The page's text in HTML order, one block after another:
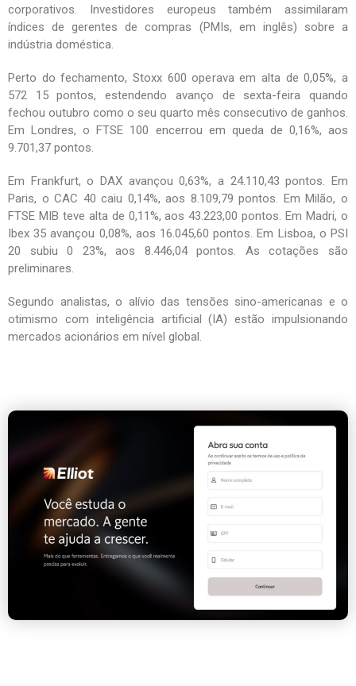
corporativos. Investidores europeus também assimilaram
índices de gerentes de compras (PMIs, em inglês) sobre a
indústria doméstica.
Perto do fechamento, Stoxx 600 operava em alta de 0,05%, a
572 15 pontos, estendendo avanço de sexta-feira quando
fechou outubro como o seu quarto mês consecutivo de ganhos.
Em Londres, o FTSE 100 encerrou em queda de 0,16%, aos
9.701,37 pontos.
Em Frankfurt, o DAX avançou 0,63%, a 24.110,43 pontos. Em
Paris, o CAC 40 caiu 0,14%, aos 8.109,79 pontos. Em Milão, o
FTSE MIB teve alta de 0,11%, aos 43.223,00 pontos. Em Madri, o
Ibex 35 avançou 0,08%, aos 16.045,60 pontos. Em Lisboa, o PSI
20 subiu 0 23%, aos 8.446,04 pontos. As cotações são
preliminares.
Segundo analistas, o alívio das tensões sino-americanas e o
otimismo com inteligência artificial (IA) estão impulsionando
mercados acionários em nível global.